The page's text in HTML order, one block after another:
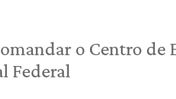
o Centro de
Federal